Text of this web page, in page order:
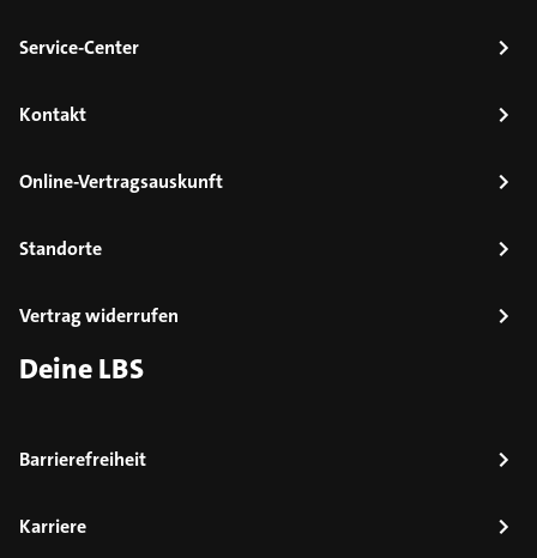
Service-Center
Kontakt
Online-Vertragsauskunft
Standorte
Vertrag widerrufen
Deine LBS
Barrierefreiheit
Karriere